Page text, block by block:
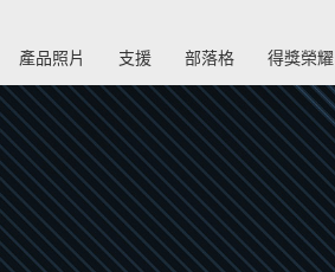
產品照片 支援 部落格 得獎榮耀